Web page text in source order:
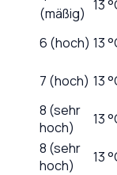
(mäßig) 13
6 (hoch) 13
7 (hoch) 13
8 (sehr
hoch)
13
8 (sehr
hoch)
13